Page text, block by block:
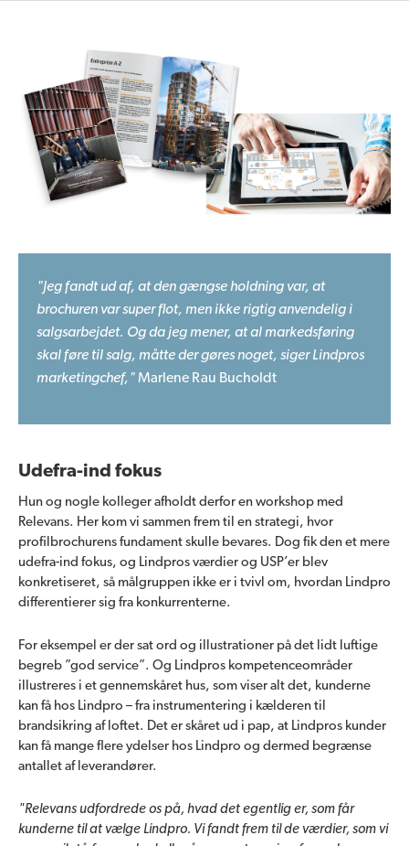
"Jeg fandt ud af, at den gængse holdning var, at
brochuren var super flot, men ikke rigtig anvendelig i
salgsarbejdet. Og da jeg mener, at al markedsføring
skal føre til salg, måtte der gøres noget, siger Lindpros
marketingchef,"Marlene Rau Bucholdt
Udefra-ind fokus
Hun og nogle kolleger afholdt derfor en workshop med
Relevans. Her kom vi sammen frem til en strategi, hvor
profilbrochurens fundament skulle bevares. Dog fik den et mere
udefra-ind fokus, og Lindpros værdier og USP’er blev
konkretiseret, så målgruppen ikke er i tvivl om, hvordan Lindpro
differentierer sig fra konkurrenterne.
For eksempel er der sat ord og illustrationer på det lidt luftige
begreb ”god service”. Og Lindpros kompetenceområder
illustreres i et gennemskåret hus, som viser alt det, kunderne
kan få hos Lindpro – fra instrumentering i kælderen til
brandsikring af loftet. Det er skåret ud i pap, at Lindpros kunder
kan få mange flere ydelser hos Lindpro og dermed begrænse
antallet af leverandører.
"Relevans udfordrede os på, hvad det egentlig er, som får
kunderne til at vælge Lindpro. Vi fandt frem til de værdier, som vi